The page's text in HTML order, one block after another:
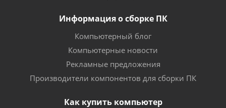
Информация о сборке ПК
Компьютерный блог
Компьютерные новости
Рекламные предложения
Производители компонентов для сборки ПК
Как купить компьютер